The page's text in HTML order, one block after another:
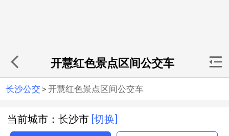
开慧红色景点区间公交车
长沙公交 > 开慧红色景点区间公交车
当前城市：长沙市 [切换]